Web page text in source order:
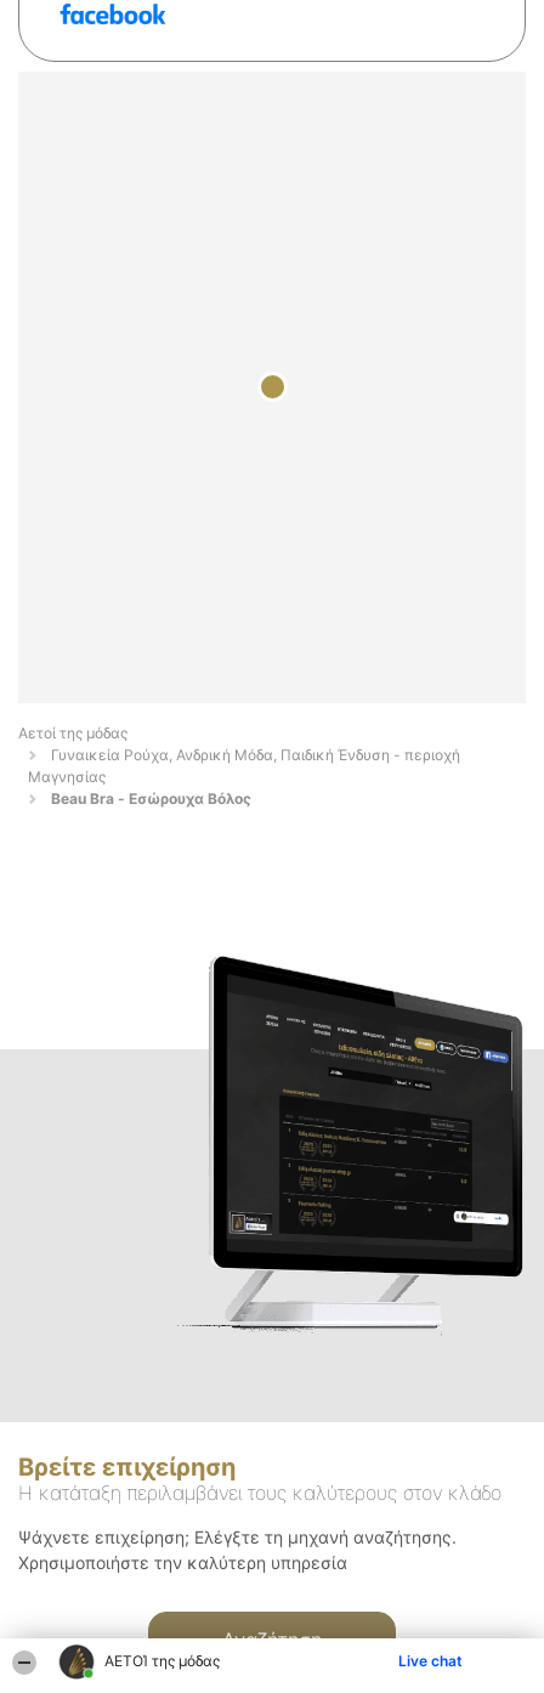
ΑΕΤΟΊ της μόδας Live chat
Αετοί της μόδας
Γυναικεία Ρούχα, Ανδρική Μόδα, Παιδική Ένδυση - περιοχή
Μαγνησίας
Beau Bra - Εσώρουχα Βόλος
Βρείτε επιχείρηση
Η κατάταξη περιλαμβάνει τους καλύτερους στον κλάδο
Ψάχνετε επιχείρηση; Ελέγξτε τη μηχανή αναζήτησης.
Χρησιμοποιήστε την καλύτερη υπηρεσία
Αναζήτηση